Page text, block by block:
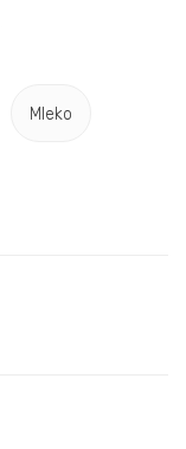
Mleko